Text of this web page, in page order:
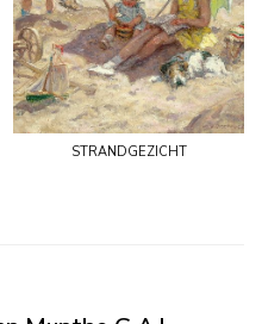
strandgezicht